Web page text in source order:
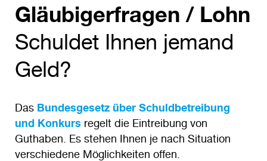
Gläubigerfragen / Lohn
Schuldet Ihnen jemand
Geld?
Das Bundesgesetz über Schuldbetreibung
und Konkurs regelt die Eintreibung von
Guthaben. Es stehen Ihnen je nach Situation
verschiedene Möglichkeiten offen.